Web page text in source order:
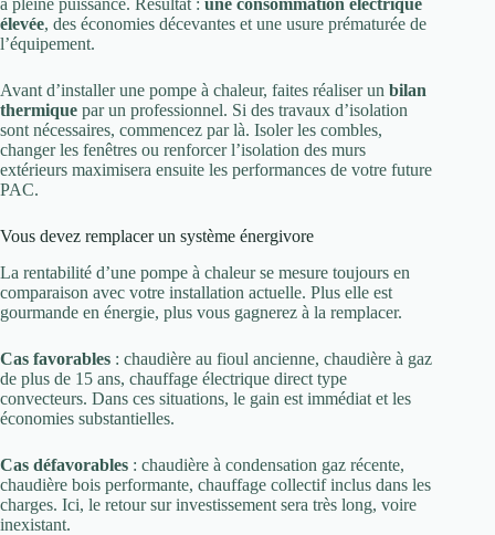
élevée, des économies décevantes et une usure prématurée de
l’équipement.
Avant d’installer une pompe à chaleur, faites réaliser un bilan
thermique par un professionnel. Si des travaux d’isolation
sont nécessaires, commencez par là. Isoler les combles,
changer les fenêtres ou renforcer l’isolation des murs
extérieurs maximisera ensuite les performances de votre future
PAC.
Vous devez remplacer un système énergivore
La rentabilité d’une pompe à chaleur se mesure toujours en
comparaison avec votre installation actuelle. Plus elle est
gourmande en énergie, plus vous gagnerez à la remplacer.
Cas favorables : chaudière au fioul ancienne, chaudière à gaz
de plus de 15 ans, chauffage électrique direct type
convecteurs. Dans ces situations, le gain est immédiat et les
économies substantielles.
Cas défavorables : chaudière à condensation gaz récente,
chaudière bois performante, chauffage collectif inclus dans les
charges. Ici, le retour sur investissement sera très long, voire
inexistant.